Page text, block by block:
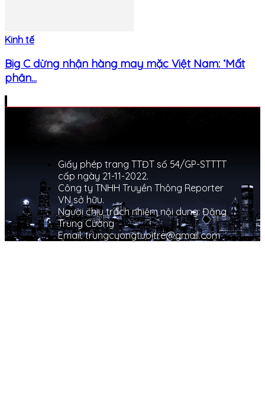
Kinh tế
Big C dừng nhận hàng may mặc Việt Nam: ‘Mất
phân...
Giấy phép trang TTĐT số 54/GP-STTTT
cấp ngày 21-11-2022.
Công ty TNHH Truyền Thông Reporter
VN sở hữu.
Người chịu trách nhiệm nội dung: Đặng
Trung Cường
Email: trungcuongtuoitre@gmail.com